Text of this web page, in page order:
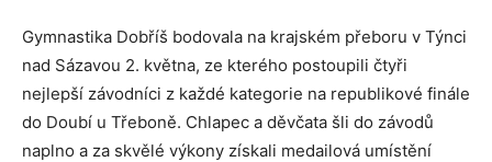
Gymnastika Dobříš bodovala na krajském přeboru v Týnci
nad Sázavou 2. května, ze kterého postoupili čtyři
nejlepší závodníci z každé kategorie na republikové finále
do Doubí u Třeboně. Chlapec a děvčata šli do závodů
naplno a za skvělé výkony získali medailová umístění